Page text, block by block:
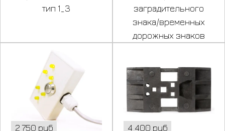
тип 1_3
заградительного
знака/временных
дорожных знаков
2 750 руб 4 400 руб